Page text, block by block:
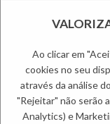
Ao clicar em
cookies no seu
através da análise
"Rejeitar" não serão
Analytics) e